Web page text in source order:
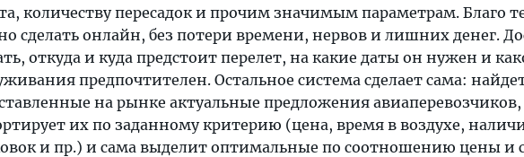
количеству пересадок и прочим значимым параметрам. Благо
сделать онлайн, без потери времени, нервов и лишних денег.
откуда и куда предстоит перелет, на какие даты он нужен и
предпочтителен. Остальное система сделает сама:
на рынке актуальные предложения авиаперевозчиков,
их по заданному критерию (цена, время в воздухе,
и пр.) и сама выделит оптимальные по соотношению цены и